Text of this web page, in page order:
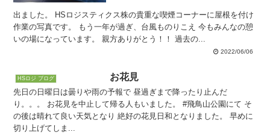
出ました。 HSロジスティクス株の貴重な喫煙コーナーに屋根を付け
作業の写真です。 もう一年が過ぎ、台風ものりこえ 今もみんなの憩
いの場になっています。 親方ありがとう！！ 過去の...
2022/06/06
HSロジ ブログ お花見
先日の日曜日は曇りや雨の予報で 昼過ぎまで降ったり止んだ
り。。。 お花見を中止して帰る人もいました。 #飛鳥山公園にて そ
の後は晴れて良い天気となり 絶好の花見日和となりました。 早めに
切り上げてしま...